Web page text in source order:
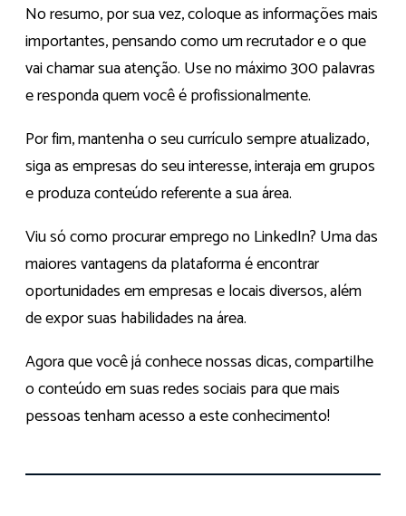
No resumo, por sua vez, coloque as informações mais
importantes, pensando como um recrutador e o que
vai chamar sua atenção. Use no máximo 300 palavras
e responda quem você é profissionalmente.
Por fim, mantenha o seu currículo sempre atualizado,
siga as empresas do seu interesse, interaja em grupos
e produza conteúdo referente a sua área.
Viu só como procurar emprego no LinkedIn? Uma das
maiores vantagens da plataforma é encontrar
oportunidades em empresas e locais diversos, além
de expor suas habilidades na área.
Agora que você já conhece nossas dicas, compartilhe
o conteúdo em suas redes sociais para que mais
pessoas tenham acesso a este conhecimento!